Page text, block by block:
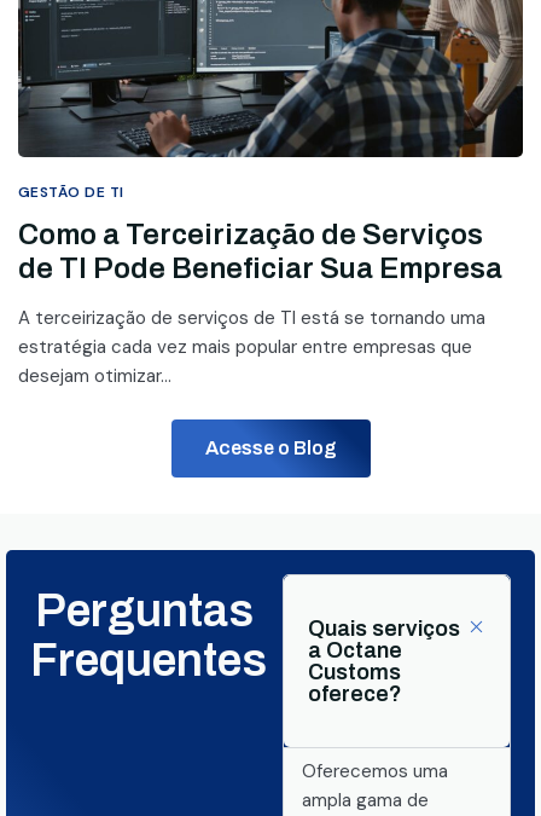
GESTÃO DE TI
Como a Terceirização de Serviços
de TI Pode Beneficiar Sua Empresa
A terceirização de serviços de TI está se tornando uma
estratégia cada vez mais popular entre empresas que
desejam otimizar...
Acesse o Blog
Perguntas
Frequentes
Quais serviços
a Octane
Customs
oferece?
Oferecemos uma
ampla gama de